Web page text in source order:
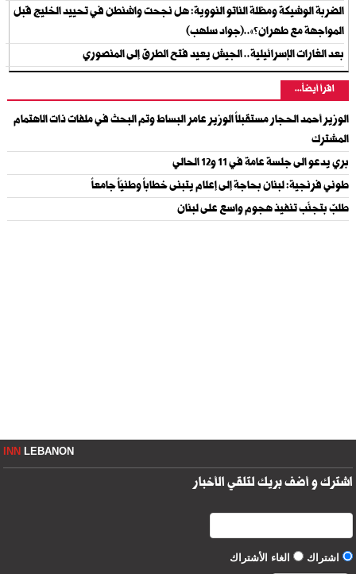
الضربة الوشيكة ومظلة الناتو النووية: هل نجحت واشنطن في تحييد الخليج قبل
المواجهة مع طهران؟»..(جواد سلهب)
بعد الغارات الإسرائيلية.. الجيش يعيد فتح الطرق إلى المنصوري
اقرأ أيضاً...
الوزير أحمد الحجار مستقبلاً الوزير عامر البساط وتم البحث في ملفات ذات الاهتمام
المشترك
بري يدعو الى جلسة عامة في 11 و12 الحالي
طوني فرنجية: لبنان بحاجة إلى إعلام يتبنى خطاباً وطنيّاً جامعاً
طلبٌ بتجنّب تنفيذ هجوم واسع على لبنان
INNLEBANON
اشترك و أضف بريك لتلقي الأخبار
اشتراك الغاء الأشتراك